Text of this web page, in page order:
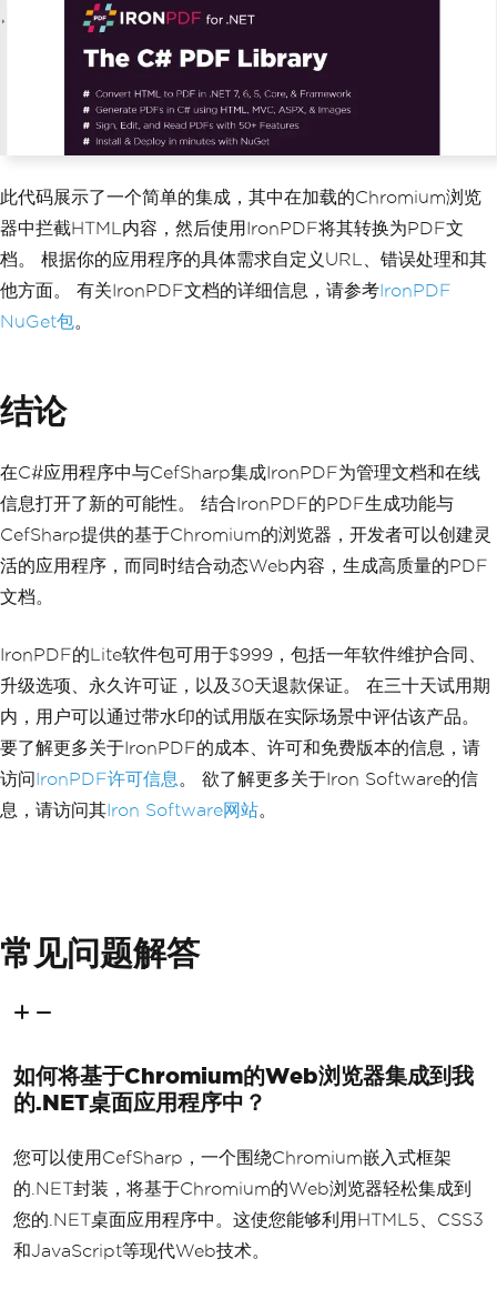
// Use IronPDF to gene
nPdf .HtmlToPdf();
var PDF = Renderer
derHtmlAsPdf(htmlContent);
f"); // Save the generated PDF
Console.WriteLine("PDF
generated successfully.");
}
ing
{
Shutdown
}
}
此代码展示了一个简单的集成，其中在加载的Chromium浏览
器中拦截HTML内容，然后使用IronPDF将其转换为PDF文
档。 根据你的应用程序的具体需求自定义URL、错误处理和其
他方面。 有关IronPDF文档的详细信息，请参考IronPDF
NuGet包。
结论
在C#应用程序中与CefSharp集成IronPDF为管理文档和在线
信息打开了新的可能性。 结合IronPDF的PDF生成功能与
CefSharp提供的基于Chromium的浏览器，开发者可以创建灵
活的应用程序，而同时结合动态Web内容，生成高质量的PDF
文档。
IronPDF的Lite软件包可用于$999，包括一年软件维护合同、
升级选项、永久许可证，以及30天退款保证。 在三十天试用期
内，用户可以通过带水印的试用版在实际场景中评估该产品。
要了解更多关于IronPDF的成本、许可和免费版本的信息，请
访问IronPDF许可信息 。 欲了解更多关于Iron Software的信
息，请访问其Iron Software网站。
常见问题解答
如何将基于Chromium的Web浏览器集成到我
的.NET桌面应用程序中？
您可以使用CefSharp，一个围绕Chromium嵌入式框架
的.NET封装，将基于Chromium的Web浏览器轻松集成到
您的.NET桌面应用程序中。这使您能够利用HTML5、CSS3
和JavaScript等现代Web技术。